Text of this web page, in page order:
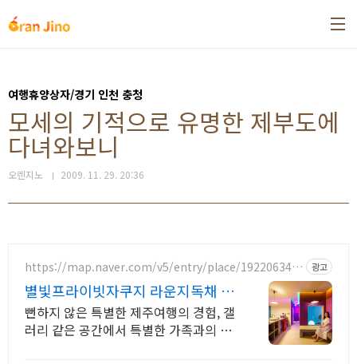
여행휴양상자/경기 인천 충청
모세의 기적으로 유명한 제부도에
다녀와보니
오렌지노 2009. 11. 29. 20:36
https://map.naver.com/v5/entry/place/192206349
광고
별빛프라이빗자쿠지 라운지독채 사
진보다 더좋아요. 찐 리뷰
뻔하지 않은 특별한 제주여행의 경험, 갤
러리 같은 공간에서 특별한 가족과의 휴